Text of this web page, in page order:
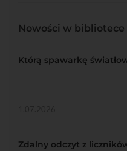
Nowości w bibliotece
Którą spawarkę
Zdalny odczyt z